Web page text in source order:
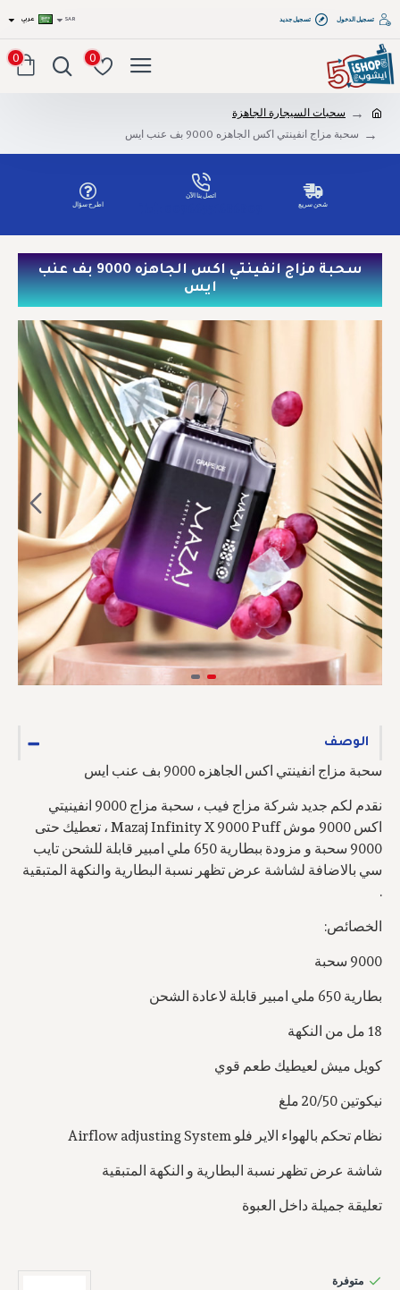
تسجيل الدخول تسجيل جديد SAR عربي
0
0
سحبات السيجارة الجاهزة
سحبة مزاج انفينتي اكس الجاهزه 9000 بف عنب ايس
شحن سريع
اتصل بنا الآن
اطرح سؤال
سحبة مزاج انفينتي اكس الجاهزه 9000 بف عنب
ايس
الوصف
سحبة مزاج انفينتي اكس الجاهزه 9000 بف عنب ايس
نقدم لكم جديد شركة مزاج فيب ، سحبة مزاج 9000 انفينيتي
اكس 9000 موش Mazaj Infinity X 9000 Puff ، تعطيك حتى
9000 سحبة و مزودة ببطارية 650 ملي امبير قابلة للشحن تايب
سي بالاضافة لشاشة عرض تظهر نسبة البطارية والنكهة المتبقية
.
الخصائص:
9000 سحبة
بطارية 650 ملي امبير قابلة لاعادة الشحن
18 مل من النكهة
كويل ميش لعيطيك طعم قوي
نيكوتين 20/50 ملغ
نظام تحكم بالهواء الاير فلو Airflow adjusting System
شاشة عرض تظهر نسبة البطارية و النكهة المتبقية
تعليقة جميلة داخل العبوة
متوفرة